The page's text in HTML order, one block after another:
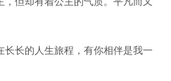
长的人生旅程，有你相伴是我一